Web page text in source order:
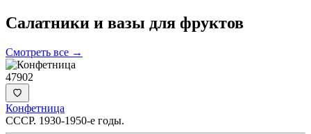
Салатники и вазы для фруктов
Смотреть все →
47902
Конфетница
СССР. 1930-1950-е годы.